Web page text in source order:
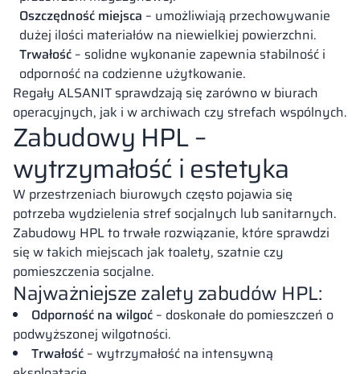
Oszczędność miejsca – umożliwiają przechowywanie
dużej ilości materiałów na niewielkiej powierzchni.
Trwałość – solidne wykonanie zapewnia stabilność i
odporność na codzienne użytkowanie.
Regały ALSANIT sprawdzają się zarówno w biurach
operacyjnych, jak i w archiwach czy strefach wspólnych.
Zabudowy HPL –
wytrzymałość i estetyka
W przestrzeniach biurowych często pojawia się
potrzeba wydzielenia stref socjalnych lub sanitarnych.
Zabudowy HPL to trwałe rozwiązanie, które sprawdzi
się w takich miejscach jak toalety, szatnie czy
pomieszczenia socjalne.
Najważniejsze zalety zabudów HPL:
Odporność na wilgoć – doskonałe do pomieszczeń o
podwyższonej wilgotności.
Trwałość – wytrzymałość na intensywną